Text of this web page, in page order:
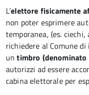
L’elettore fisicamente
non poter esprimere
temporanea, (es.
richiedere al Comune
untimbro (denominato
autorizzi ad essere
cabina elettorale per